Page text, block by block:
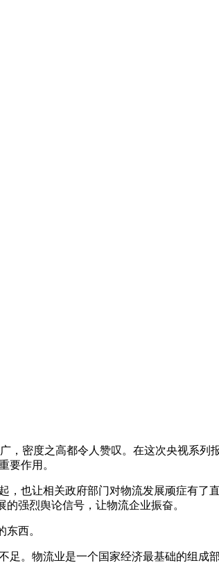
密度之高都令人赞叹。在这次央视系列
要作用。
也让相关政府部门对物流发展顽症有了
强烈舆论信号，让物流企业振奋。
西。
。物流业是一个国家经济最基础的组成